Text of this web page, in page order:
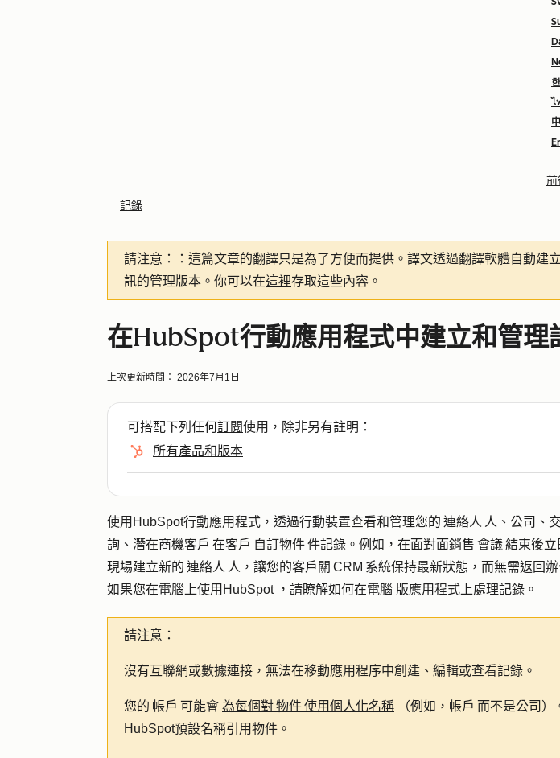
ไ
前
記錄
請注意：
：這篇文章的翻譯只是為了方便而提供。譯文透過翻譯軟體自動
訊的管理版本。你可以在這裡存取這些內容。
在HubSpot行動應用程式中建立和管理
上次更新時間： 2026年7月1日
可搭配下列任何訂閱使用，除非另有註明：
所有產品和版本
使用HubSpot行動應用程式，透過行動裝置查看和管理您的 連絡人 人、公司、
詢、潛在商機客戶 在客戶 自訂物件 件記錄。例如，在面對面銷售 會議 結束後
現場建立新的 連絡人 人，讓您的客戶關 CRM 系統保持最新狀態，而無需返回辦
如果您在電腦上使用HubSpot ，請瞭解如何在電腦 版應用程式上處理記錄。
請注意：
沒有互聯網或數據連接，無法在移動應用程序中創建、編輯或查看記錄。
您的 帳戶 可能會 為每個對 物件 使用個人化名稱 （例如，帳戶 而不是公司）
HubSpot預設名稱引用物件。